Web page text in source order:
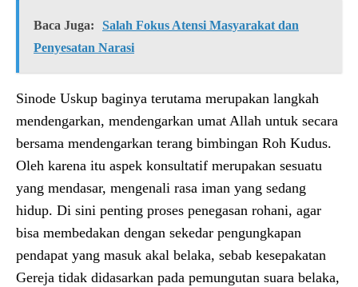
Baca Juga:
Salah Fokus Atensi Masyarakat dan
Penyesatan Narasi
Sinode Uskup baginya terutama merupakan langkah
mendengarkan, mendengarkan umat Allah untuk secara
bersama mendengarkan terang bimbingan Roh Kudus.
Oleh karena itu aspek konsultatif merupakan sesuatu
yang mendasar, mengenali rasa iman yang sedang
hidup. Di sini penting proses penegasan rohani, agar
bisa membedakan dengan sekedar pengungkapan
pendapat yang masuk akal belaka, sebab kesepakatan
Gereja tidak didasarkan pada pemungutan suara belaka,